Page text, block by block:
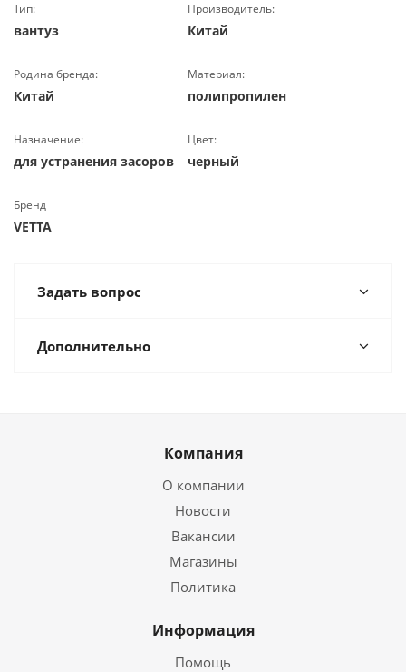
Тип:
вантуз
Производитель:
Китай
Родина бренда:
Китай
Материал:
полипропилен
Назначение:
для устранения засоров
Цвет:
черный
Бренд
VETTA
Задать вопрос
Дополнительно
Компания
О компании
Новости
Вакансии
Магазины
Политика
Информация
Помощь